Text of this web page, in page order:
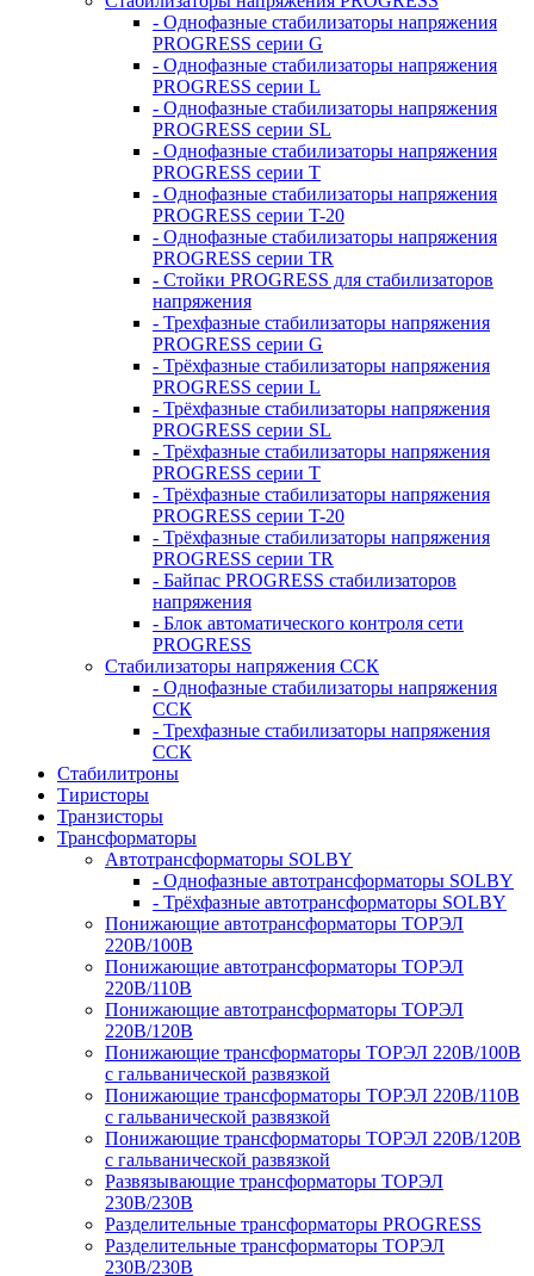
- Однофазные стабилизаторы напряжения
PROGRESS серии G
- Однофазные стабилизаторы напряжения
PROGRESS серии L
- Однофазные стабилизаторы напряжения
PROGRESS серии SL
- Однофазные стабилизаторы напряжения
PROGRESS серии T
- Однофазные стабилизаторы напряжения
PROGRESS серии T-20
- Однофазные стабилизаторы напряжения
PROGRESS серии TR
- Стойки PROGRESS для стабилизаторов
напряжения
- Трехфазные стабилизаторы напряжения
PROGRESS серии G
- Трёхфазные стабилизаторы напряжения
PROGRESS серии L
- Трёхфазные стабилизаторы напряжения
PROGRESS серии SL
- Трёхфазные стабилизаторы напряжения
PROGRESS серии T
- Трёхфазные стабилизаторы напряжения
PROGRESS серии T-20
- Трёхфазные стабилизаторы напряжения
PROGRESS серии TR
- Байпас PROGRESS стабилизаторов
напряжения
- Блок автоматического контроля сети
PROGRESS
Стабилизаторы напряжения ССК
- Однофазные стабилизаторы напряжения
ССК
- Трехфазные стабилизаторы напряжения
ССК
Стабилитроны
Тиристоры
Транзисторы
Трансформаторы
Автотрансформаторы SOLBY
- Однофазные автотрансформаторы SOLBY
- Трёхфазные автотрансформаторы SOLBY
Понижающие автотрансформаторы ТОРЭЛ
220В/100В
Понижающие автотрансформаторы ТОРЭЛ
220В/110В
Понижающие автотрансформаторы ТОРЭЛ
220В/120В
Понижающие трансформаторы ТОРЭЛ 220В/100В
с гальванической развязкой
Понижающие трансформаторы ТОРЭЛ 220В/110В
с гальванической развязкой
Понижающие трансформаторы ТОРЭЛ 220В/120В
с гальванической развязкой
Развязывающие трансформаторы ТОРЭЛ
230В/230В
Разделительные трансформаторы PROGRESS
Разделительные трансформаторы ТОРЭЛ
230В/230В